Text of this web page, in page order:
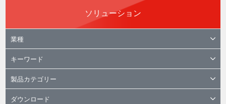
ソリューション
業種
キーワード
製品カテゴリー
ダウンロード